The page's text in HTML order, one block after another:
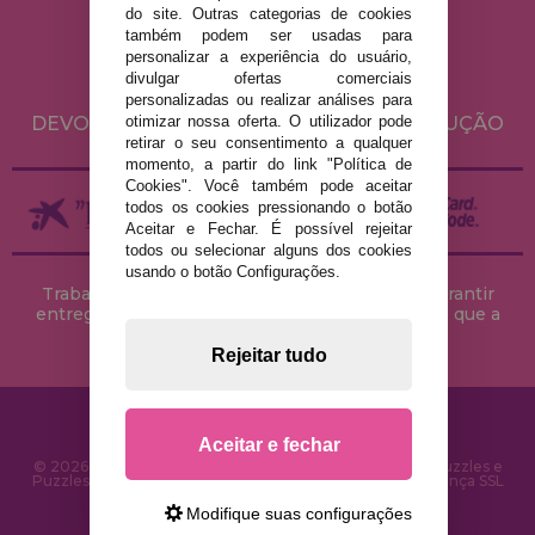
POLÍTICA DE PRIVACIDADE
POLÍTICA DE COOKIES
ENVIO E DEVOLUÇÕES
DEVOLUÇÕES / DIREITO DE LIVRE RESOLUÇÃO
Trabalhamos com stocks permanentes para garantir
entregas rápidas no território peninsular, desde que a
© 2026 CasaDoPuzzle.com - Loja Online para comprar Puzzles e
Puzzles na Internet. Entrega rápida em 24 horas e segurança SSL
do site. Outras categorias de cookies
também podem ser usadas para
personalizar a experiência do usuário,
divulgar ofertas comerciais
personalizadas ou realizar análises para
otimizar nossa oferta. O utilizador pode
retirar o seu consentimento a qualquer
momento, a partir do link "Política de
Cookies". Você também pode aceitar
todos os cookies pressionando o botão
Aceitar e Fechar. É possível rejeitar
todos ou selecionar alguns dos cookies
usando o botão Configurações.
Rejeitar tudo
Aceitar e fechar
Modifique suas configurações